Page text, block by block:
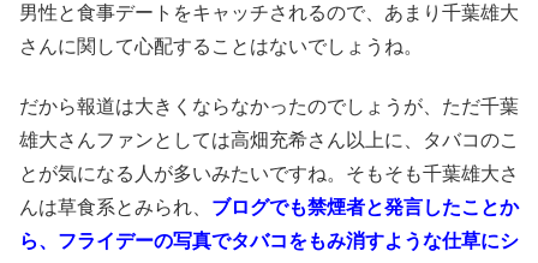
男性と食事デートをキャッチされるので、あまり千葉雄大
さんに関して心配することはないでしょうね。
だから報道は大きくならなかったのでしょうが、ただ千葉
雄大さんファンとしては高畑充希さん以上に、タバコのこ
とが気になる人が多いみたいですね。そもそも千葉雄大さ
んは草食系とみられ、 ブログでも禁煙者と発言したことか
ら、フライデーの写真でタバコをもみ消すような仕草にシ